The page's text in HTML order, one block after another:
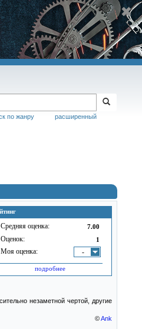
расширенный
по жанру
Средняя оценка: 7.00
Оценок: 1
Моя оценка: -
подробнее
незаметной чертой, другие
©Ank